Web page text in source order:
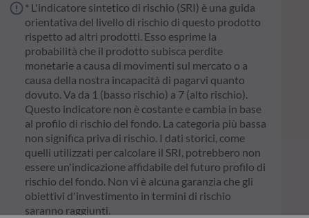
* L'indicatore sintetico di rischio (SRI) è una guida
orientativa del livello di rischio di questo prodotto
rispetto ad altri prodotti. Esso esprime la
probabilità che il prodotto subisca perdite
monetarie a causa di movimenti sul mercato o a
causa della nostra incapacità di pagarvi quanto
dovuto. Va da 1 (basso rischio) a 7 (alto rischio).
Questo indicatore non è costante e cambia in base
al profilo di rischio del fondo. La categoria più bassa
non significa priva di rischio. I dati storici, come
quelli utilizzati per calcolare il SRI, potrebbero non
essere un'indicazione affidabile del futuro profilo di
rischio del fondo. Non vi è alcuna garanzia che gli
obiettivi d'investimento in termini di rischio
saranno raggiunti.